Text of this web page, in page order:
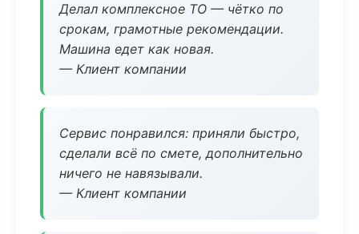
Делал комплексное ТО — чётко по
срокам, грамотные рекомендации.
Машина едет как новая.
— Клиент компании
Сервис понравился: приняли быстро,
сделали всё по смете, дополнительно
ничего не навязывали.
— Клиент компании